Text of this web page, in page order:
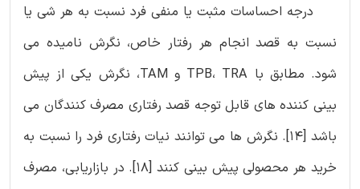
درجه احساسات مثبت یا منفی فرد نسبت به هر شی یا
نسبت به قصد انجام هر رفتار خاص، نگرش نامیده می
شود. مطابق با TPB، TRA و TAM، نگرش یکی از پیش
بینی کننده های قابل توجه قصد رفتاری مصرف کنندگان می
باشد [‏14]‏. نگرش ها می توانند نیات رفتاری فرد را نسبت به
خرید هر محصولی پیش بینی کنند [‏18]‏. در بازاریابی، مصرف